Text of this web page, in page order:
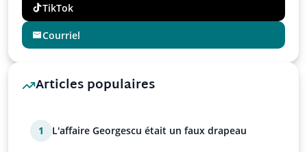
TikTok
Courriel
Articles populaires
1 L'affaire Georgescu était un faux drapeau